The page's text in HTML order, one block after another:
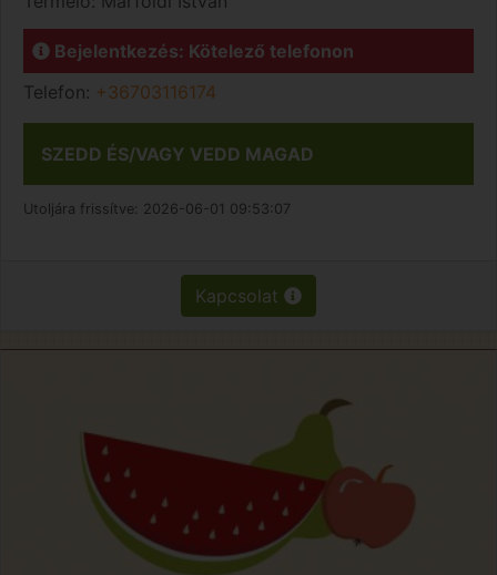
Bejelentkezés: Kötelező telefonon
Telefon: +36703116174
SZEDD ÉS/VAGY VEDD MAGAD
Utoljára frissítve: 2026-06-01 09:53:07
Kapcsolat